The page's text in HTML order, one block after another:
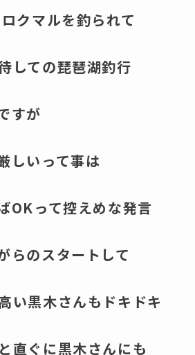
クマルを釣られて
しての琵琶湖釣行
すが
しいって事は
OKって控えめな発言
らのスタートして
い黒木さんもドキドキ
直ぐに黒木さんにも